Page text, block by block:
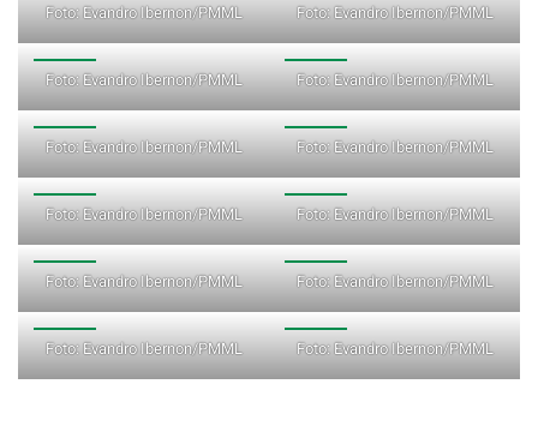
Foto: Evandro Ibernon/PMML Foto: Evandro Ibernon/PMML
Foto: Evandro Ibernon/PMML Foto: Evandro Ibernon/PMML
Foto: Evandro Ibernon/PMML Foto: Evandro Ibernon/PMML
Foto: Evandro Ibernon/PMML Foto: Evandro Ibernon/PMML
Foto: Evandro Ibernon/PMML Foto: Evandro Ibernon/PMML
Foto: Evandro Ibernon/PMML Foto: Evandro Ibernon/PMML